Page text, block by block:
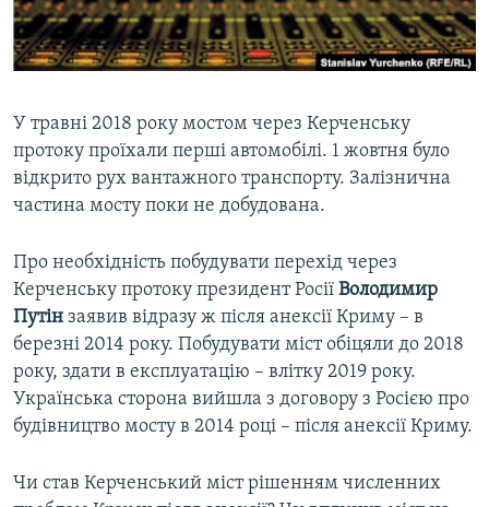
ВІДЕОУРОКИ «ELIFBE»
СВІДЧЕННЯ ОКУПАЦІЇ
ІНФОГРАФІКА
Русский
Qırımtatar
ДОЛУЧАЙСЯ!
У травні 2018 року мостом через Керченську
протоку проїхали перші автомобілі. 1 жовтня було
відкрито рух вантажного транспорту. Залізнична
частина мосту поки не добудована.
Про необхідність побудувати перехід через
Керченську протоку президент Росії Володимир
Путін заявив відразу ж після анексії Криму – в
березні 2014 року. Побудувати міст обіцяли до 2018
року, здати в експлуатацію – влітку 2019 року.
Українська сторона вийшла з договору з Росією про
будівництво мосту в 2014 році – після анексії Криму.
Чи став Керченський міст рішенням численних